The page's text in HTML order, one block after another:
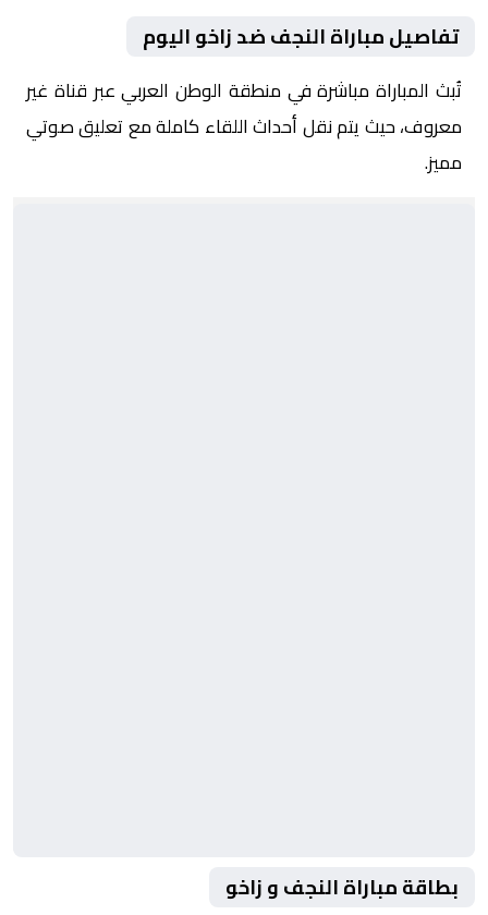
تفاصيل مباراة النجف ضد زاخو اليوم
تُبث المباراة مباشرة في منطقة الوطن العربي عبر قناة غير
معروف، حيث يتم نقل أحداث اللقاء كاملة مع تعليق صوتي
مميز.
بطاقة مباراة النجف و زاخو